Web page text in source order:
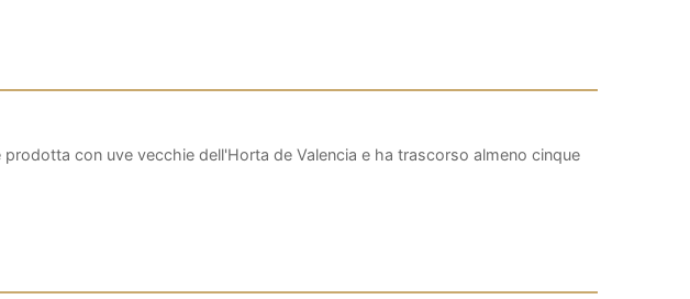
prodotta con uve vecchie dell'Horta de Valencia e ha trascorso almeno cinque